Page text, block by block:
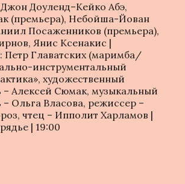
Доуленд–Кейко Абэ,
(премьера), Небойша-Йован
Посаженников (премьера),
Янис Ксенакис |
Петр Главатских (маримба/
инструментальный
художественный
– Алексей Сюмак, музыкальный
– Ольга Власова, режиссер –
чтец – Ипполит Харламов |
| 19:00